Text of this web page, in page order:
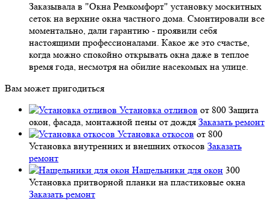
Заказывала в "Окна Ремкомфорт" установку москитных
сеток на верхние окна частного дома. Смонтировали все
моментально, дали гарантию - проявили себя
настоящими профессионалами. Какое же это счастье,
когда можно спокойно открывать окна даже в теплое
время года, несмотря на обилие насекомых на улице.
Вам может пригодиться
Установка отливов от 800 Защита
окон, фасада, монтажной пены от дождя Заказать ремонт
Установка откосов от 800
Установка внутренних и внешних откосов Заказать
ремонт
Нащельники для окон 300
Установка притворной планки на пластиковые окна
Заказать ремонт